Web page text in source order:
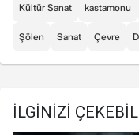
Kültür Sanat kastamonu
Şölen Sanat Çevre